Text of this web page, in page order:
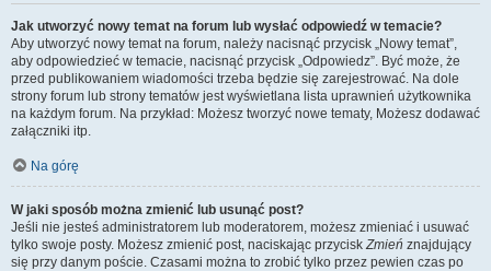
Jak utworzyć nowy temat na forum lub wysłać odpowiedź w temacie?
Aby utworzyć nowy temat na forum, należy nacisnąć przycisk „Nowy temat”,
aby odpowiedzieć w temacie, nacisnąć przycisk „Odpowiedz”. Być może, że
przed publikowaniem wiadomości trzeba będzie się zarejestrować. Na dole
strony forum lub strony tematów jest wyświetlana lista uprawnień użytkownika
na każdym forum. Na przykład: Możesz tworzyć nowe tematy, Możesz dodawać
załączniki itp.
Na górę
W jaki sposób można zmienić lub usunąć post?
Jeśli nie jesteś administratorem lub moderatorem, możesz zmieniać i usuwać
tylko swoje posty. Możesz zmienić post, naciskając przyciskZmień znajdujący
się przy danym poście. Czasami można to zrobić tylko przez pewien czas po